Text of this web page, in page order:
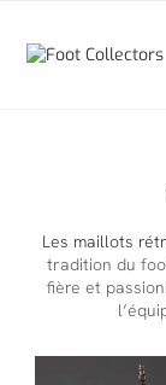
Les maillots
tradition du
fière et